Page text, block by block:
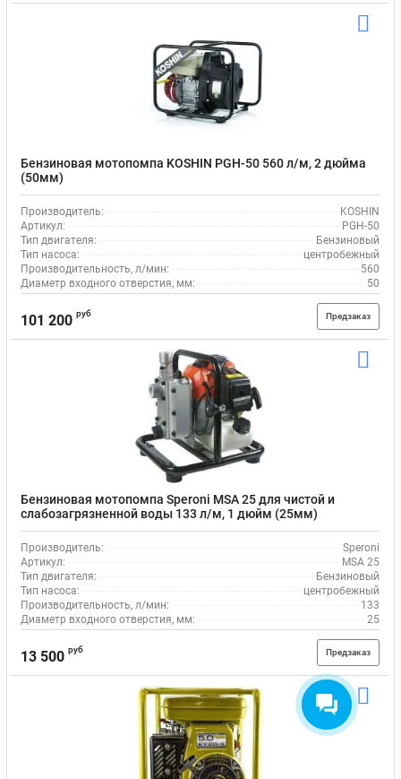
Бензиновая мотопомпа KOSHIN PGH-50 560 л/м, 2 дюйма
(50мм)
Производитель:
KOSHIN
Артикул:
PGH-50
Тип двигателя:
Бензиновый
Тип насоса:
центробежный
Производительность, л/мин:
560
Диаметр входного отверстия, мм:
50
101 200 руб Предзаказ
Бензиновая мотопомпа Speroni MSA 25 для чистой и
слабозагрязненной воды 133 л/м, 1 дюйм (25мм)
Производитель:
Speroni
Артикул:
MSA 25
Тип двигателя:
Бензиновый
Тип насоса:
центробежный
Производительность, л/мин:
133
Диаметр входного отверстия, мм:
25
13 500 руб Предзаказ